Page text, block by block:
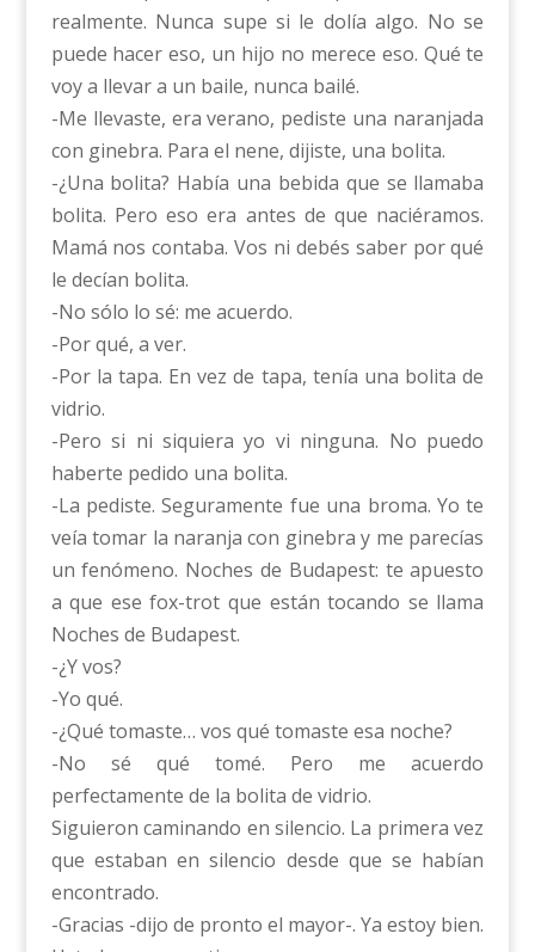
realmente. Nunca supe si le dolía algo. No se
puede hacer eso, un hijo no merece eso. Qué te
voy a llevar a un baile, nunca bailé.
-Me llevaste, era verano, pediste una naranjada
con ginebra. Para el nene, dijiste, una bolita.
-¿Una bolita? Había una bebida que se llamaba
bolita. Pero eso era antes de que naciéramos.
Mamá nos contaba. Vos ni debés saber por qué
le decían bolita.
-No sólo lo sé: me acuerdo.
-Por qué, a ver.
-Por la tapa. En vez de tapa, tenía una bolita de
vidrio.
-Pero si ni siquiera yo vi ninguna. No puedo
haberte pedido una bolita.
-La pediste. Seguramente fue una broma. Yo te
veía tomar la naranja con ginebra y me parecías
un fenómeno. Noches de Budapest: te apuesto
a que ese fox-trot que están tocando se llama
Noches de Budapest.
-¿Y vos?
-Yo qué.
-¿Qué tomaste… vos qué tomaste esa noche?
-No sé qué tomé. Pero me acuerdo
perfectamente de la bolita de vidrio.
Siguieron caminando en silencio. La primera vez
que estaban en silencio desde que se habían
encontrado.
-Gracias -dijo de pronto el mayor-. Ya estoy bien.